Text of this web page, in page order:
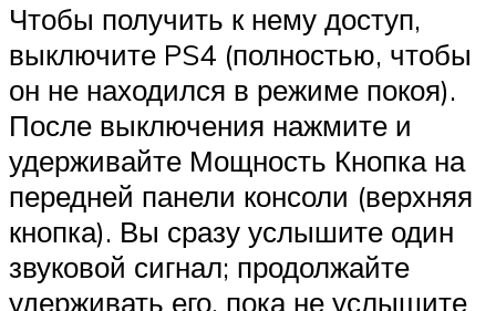
Чтобы получить к нему доступ,
выключите PS4 (полностью, чтобы
он не находился в режиме покоя).
После выключения нажмите и
удерживайте Мощность Кнопка на
передней панели консоли (верхняя
кнопка). Вы сразу услышите один
звуковой сигнал; продолжайте
удерживать его, пока не услышите